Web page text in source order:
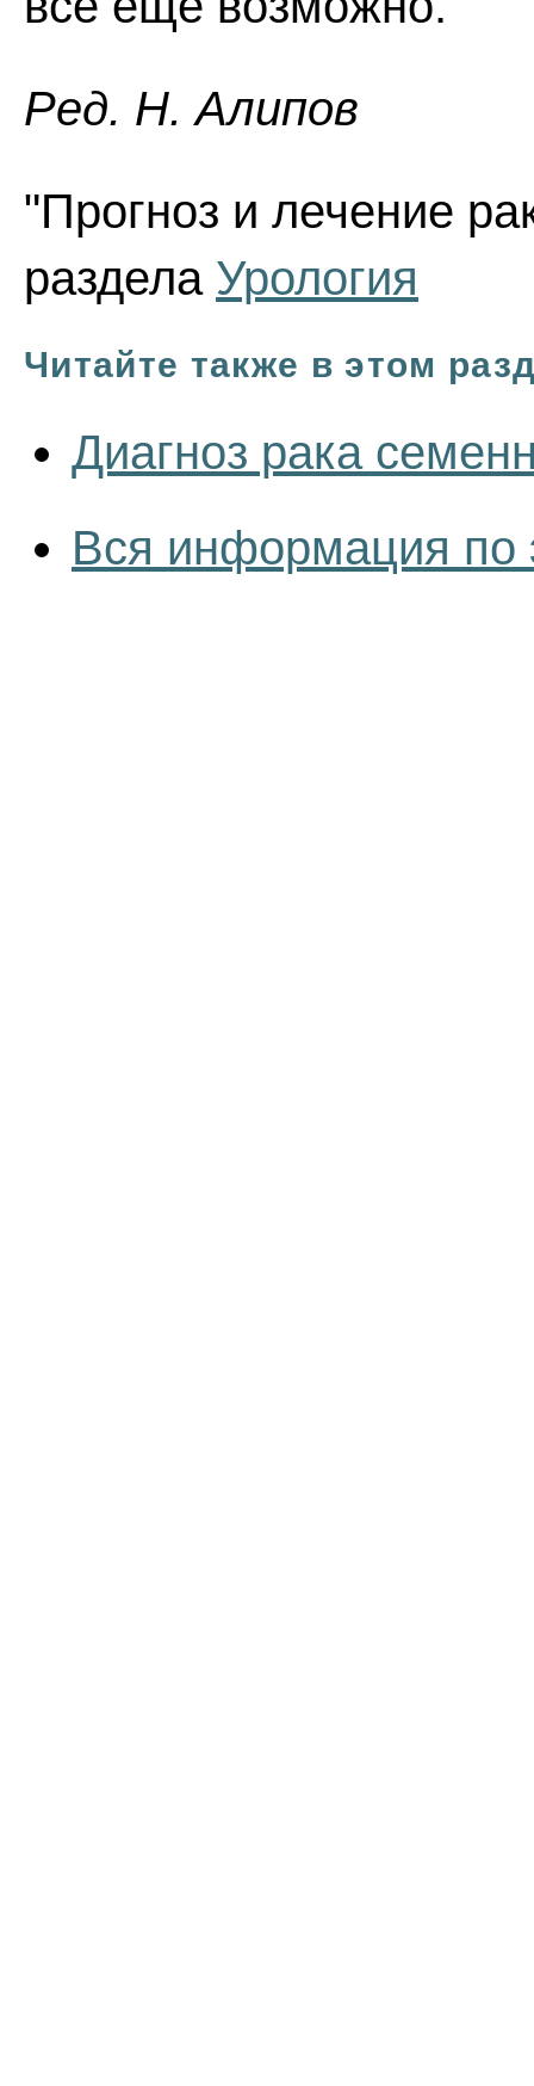
Ред. Н. Алипов
"Прогноз и лечение
раздела Урология
Читайте также в этом
Диагноз рака
Вся информация по